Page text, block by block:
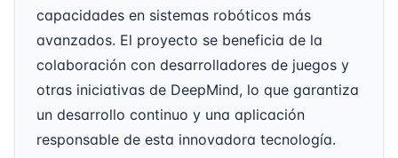
capacidades en sistemas robóticos más
avanzados. El proyecto se beneficia de la
colaboración con desarrolladores de juegos y
otras iniciativas de DeepMind, lo que garantiza
un desarrollo continuo y una aplicación
responsable de esta innovadora tecnología.